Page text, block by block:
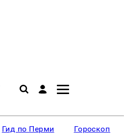
Гид по Перми Гороскопы